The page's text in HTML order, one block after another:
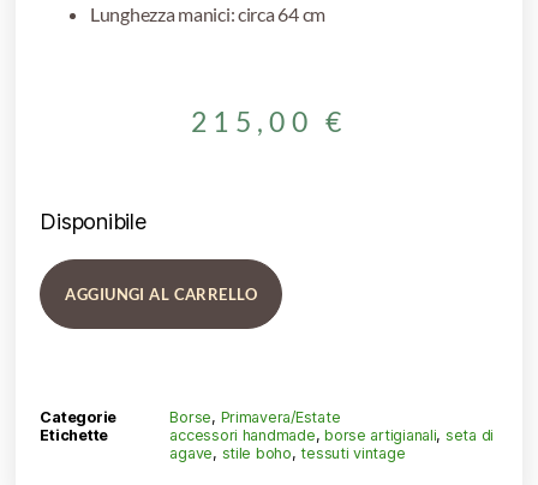
Lunghezza manici: circa 64 cm
215,00 €
Disponibile
AGGIUNGI AL CARRELLO
Categorie Borse, Primavera/Estate
Etichette
accessori handmade,borse artigianali, seta di
agave, stile boho,tessuti vintage